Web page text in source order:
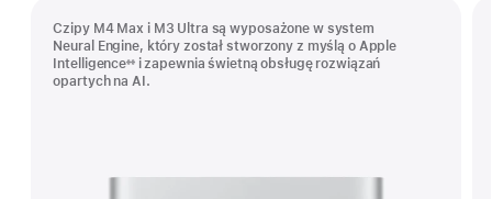
Czipy M4 Max i M3 Ultra są wyposażone w system
Neural Engine, który został stworzony z myślą o Apple
Intelligence※※i zapewnia świetną obsługę rozwiązań
opartych na AI.